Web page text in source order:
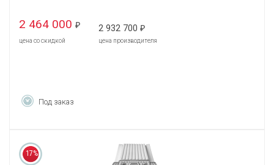
2 464 000 ₽
цена со скидкой
2 932 700 ₽
цена производителя
Под заказ
17%